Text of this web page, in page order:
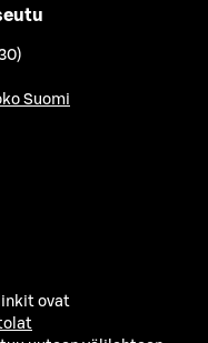
Suomi
ovat